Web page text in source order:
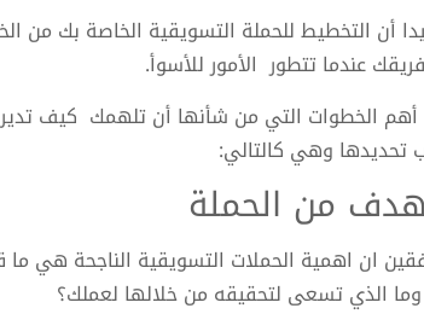
أن التخطيط للحملة التسويقية الخاصة بك من
عندما تتطور الأمور للأسوأ.
الخطوات التي من شأنها أن تلهمك كيف
تحديدها وهي كالتالي:
ان اهمية الحملات التسويقية الناجحة هي ما
وما الذي تسعى لتحقيقه من خلالها لعملك؟